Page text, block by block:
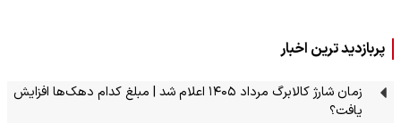
پربازدید ترین اخبار
زمان شارژ کالابرگ مرداد ۱۴۰۵ اعلام شد | مبلغ کدام دهک‌ها افزایش
یافت؟